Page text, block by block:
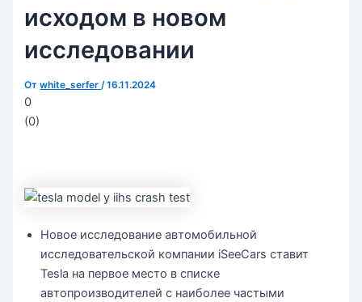
исходом в новом
исследовании
Отwhite_serfer/16.11.2024
0
(0)
Новое исследование автомобильной
исследовательской компании iSeeCars ставит
Tesla на первое место в списке
автопроизводителей с наиболее частыми